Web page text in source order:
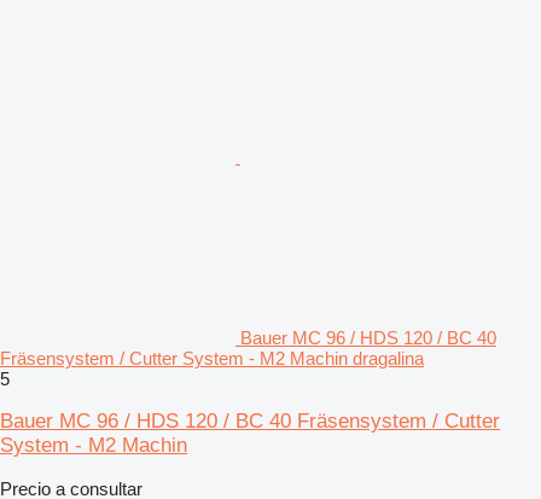
Bauer MC 96 / HDS 120 / BC 40
Fräsensystem / Cutter System - M2 Machin dragalina
5
Bauer MC 96 / HDS 120 / BC 40 Fräsensystem / Cutter
System - M2 Machin
Precio a consultar